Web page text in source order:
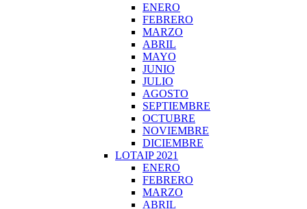
ENERO
FEBRERO
MARZO
ABRIL
MAYO
JUNIO
JULIO
AGOSTO
SEPTIEMBRE
OCTUBRE
NOVIEMBRE
DICIEMBRE
LOTAIP 2021
ENERO
FEBRERO
MARZO
ABRIL